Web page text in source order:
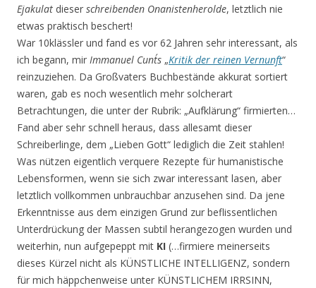
Ejakulat dieser schreibenden Onanistenherolde, letztlich nie
etwas praktisch beschert!
War 10klässler und fand es vor 62 Jahren sehr interessant, als
ich begann, mir Immanuel Cunt´s „Kritik der reinen Vernunft“
reinzuziehen. Da Großvaters Buchbestände akkurat sortiert
waren, gab es noch wesentlich mehr solcherart
Betrachtungen, die unter der Rubrik: „Aufklärung“ firmierten…
Fand aber sehr schnell heraus, dass allesamt dieser
Schreiberlinge, dem „Lieben Gott“ lediglich die Zeit stahlen!
Was nützen eigentlich verquere Rezepte für humanistische
Lebensformen, wenn sie sich zwar inter­essant lasen, aber
letztlich vollkommen unbrauchbar anzusehen sind. Da jene
Erkenntnisse aus dem einzigen Grund zur beflissentlichen
Unterdrückung der Massen subtil herangezogen wurden und
weiterhin, nun aufgepeppt mit KI (…firmiere meinerseits
dieses Kürzel nicht als KÜNSTLICHE INTELLIGENZ, sondern
für mich häppchenweise unter KÜNSTLICHEM IRRSINN,